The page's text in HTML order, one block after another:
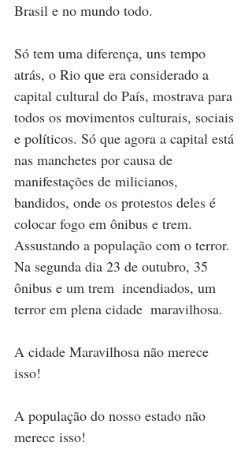
Brasil e no mundo todo.
Só tem uma diferença, uns tempo
atrás, o Rio que era considerado a
capital cultural do País, mostrava para
todos os movimentos culturais, sociais
e políticos. Só que agora a capital está
nas manchetes por causa de
manifestações de milicianos,
bandidos, onde os protestos deles é
colocar fogo em ônibus e trem.
Assustando a população com o terror.
Na segunda dia 23 de outubro, 35
ônibus e um trem  incendiados, um
terror em plena cidade  maravilhosa.
A cidade Maravilhosa não merece
isso!
A população do nosso estado não
merece isso!